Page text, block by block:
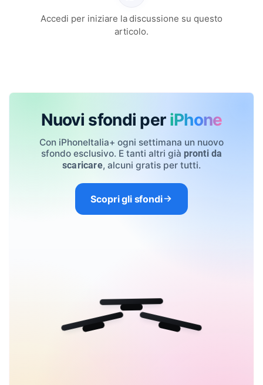
Accedi per iniziare la discussione su questo
articolo.
Nuovi sfondi per iPhone
Con iPhoneItalia+ ogni settimana un nuovo
sfondo esclusivo. E tanti altri già pronti da
scaricare, alcuni gratis per tutti.
Scopri gli sfondi